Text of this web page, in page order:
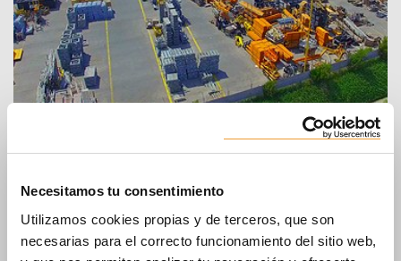
Necesitamos tu consentimiento
Utilizamos cookies propias y de terceros, que son
necesarias para el correcto funcionamiento del sitio web,
Sede en Chile
Vizcaya n° 325 – Pudahuel
(Ruta 68, Camino Noviciado)
SANTIAGO
Chile